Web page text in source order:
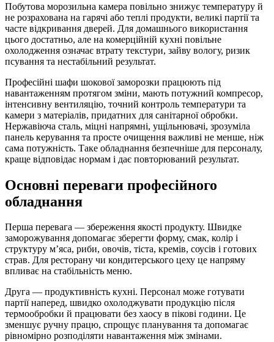
Побутова морозильна камера повільно знижує температуру й
не розрахована на гарячі або теплі продукти, великі партії та
часте відкривання дверей. Для домашнього використання
цього достатньо, але на комерційній кухні повільне
охолодження означає втрату текстури, зайву вологу, ризик
псування та нестабільний результат.
Професійні шафи шокової заморозки працюють під
навантаженням протягом зміни, мають потужний компресор,
інтенсивну вентиляцію, точний контроль температури та
камери з матеріалів, придатних для санітарної обробки.
Нержавіюча сталь, міцні напрямні, ущільнювачі, зрозуміла
панель керування та просте очищення важливі не менше, ніж
сама потужність. Таке обладнання безпечніше для персоналу,
краще відповідає нормам і дає повторюваний результат.
Основні переваги професійного
обладнання
Перша перевага — збереження якості продукту. Швидке
заморожування допомагає зберегти форму, смак, колір і
структуру м’яса, риби, овочів, тіста, кремів, соусів і готових
страв. Для ресторану чи кондитерського цеху це напряму
впливає на стабільність меню.
Друга — продуктивність кухні. Персонал може готувати
партії наперед, швидко охолоджувати продукцію після
термообробки й працювати без хаосу в пікові години. Це
зменшує ручну працю, спрощує планування та допомагає
рівномірно розподіляти навантаження між змінами.